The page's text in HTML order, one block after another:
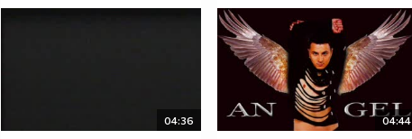
04:36 04:44